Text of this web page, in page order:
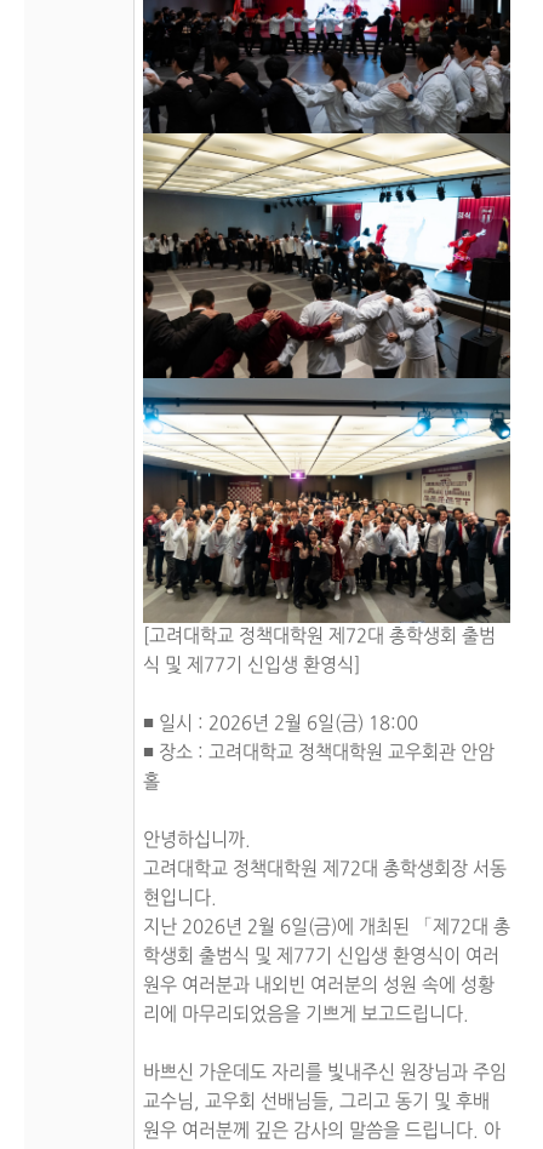
[고려대학교 정책대학원 제72대 총학생회 출범
식 및 제77기 신입생 환영식]
■ 일시 : 2026년 2월 6일(금) 18:00
■ 장소 : 고려대학교 정책대학원 교우회관 안암
홀
안녕하십니까.
고려대학교 정책대학원 제72대 총학생회장 서동
현입니다.
지난 2026년 2월 6일(금)에 개최된 「제72대 총
학생회 출범식 및 제77기 신입생 환영식이 여러
원우 여러분과 내외빈 여러분의 성원 속에 성황
리에 마무리되었음을 기쁘게 보고드립니다.
바쁘신 가운데도 자리를 빛내주신 원장님과 주임
교수님, 교우회 선배님들, 그리고 동기 및 후배
원우 여러분께 깊은 감사의 말씀을 드립니다. 아